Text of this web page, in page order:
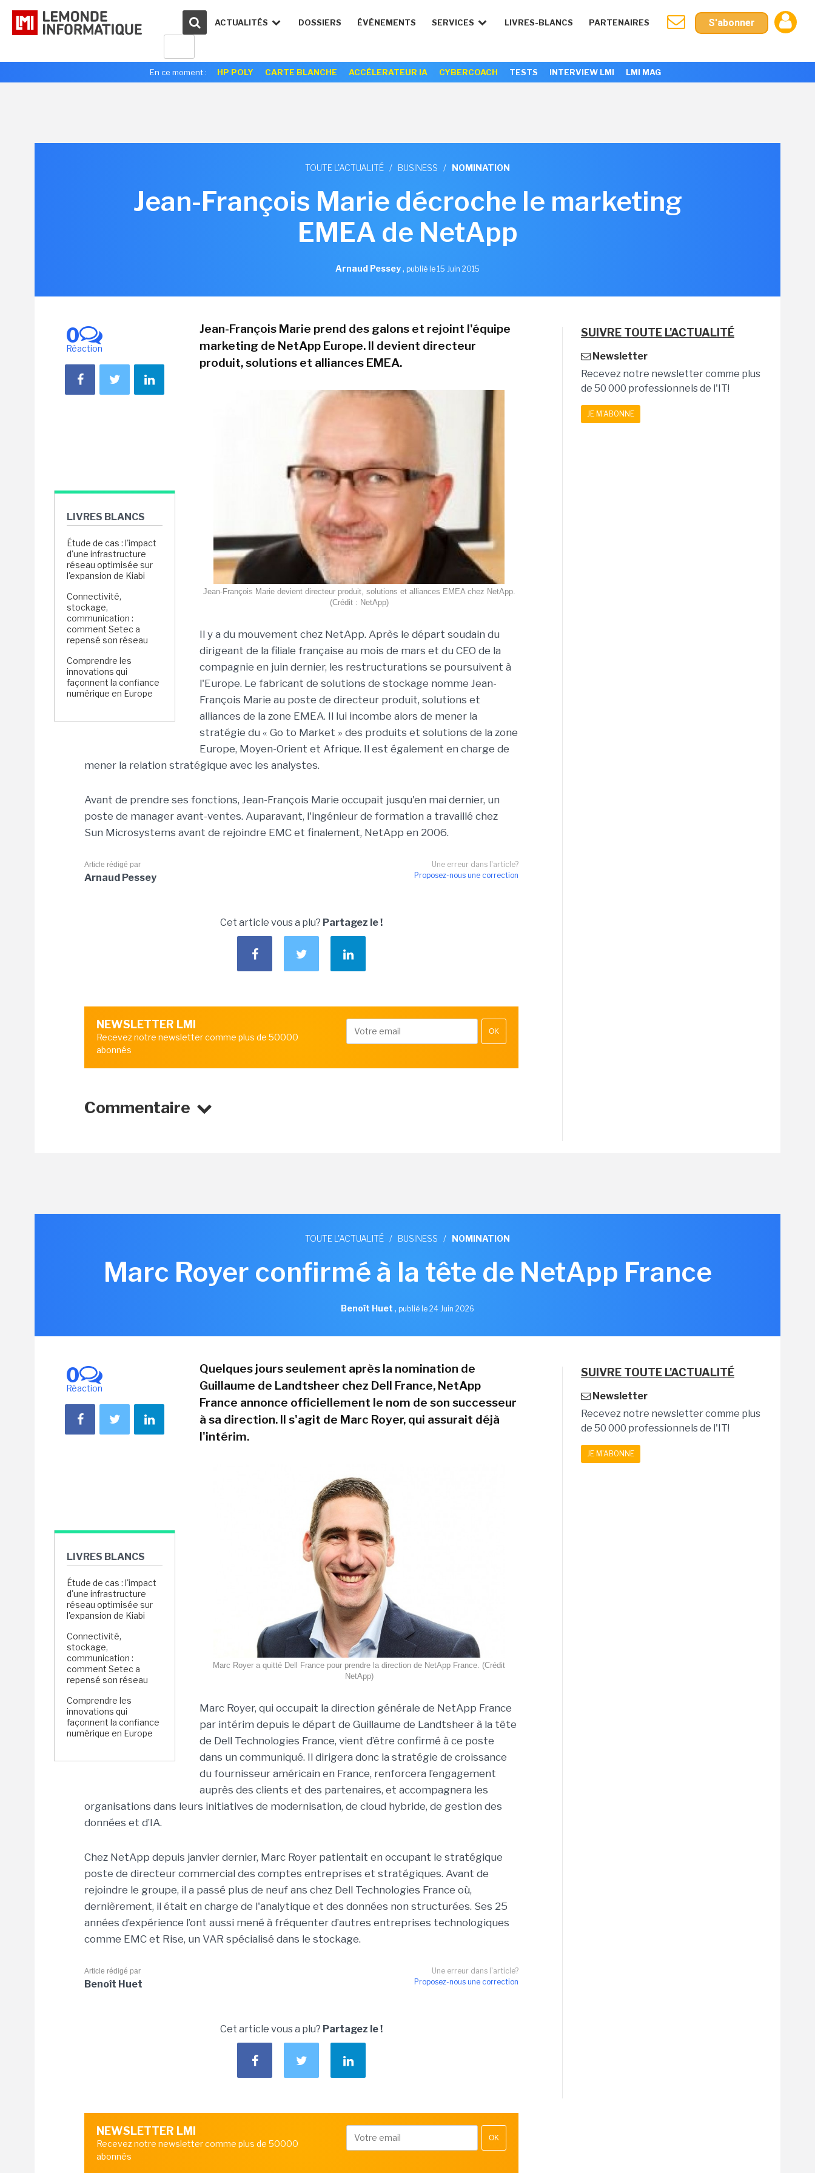
ACTUALITÉS DOSSIERS ÉVÉNEMENTS SERVICES LIVRES-BLANCS PARTENAIRES S'abonner
En ce moment : HP POLY CARTE BLANCHE ACCÉLERATEUR IA CYBERCOACH TESTS INTERVIEW LMI LMI MAG
TOUTE L'ACTUALITÉ / BUSINESS / NOMINATION
Jean-François Marie décroche le marketing
EMEA de NetApp
Arnaud Pessey, publié le 15 Juin 2015
0
Réaction
LIVRES BLANCS
Étude de cas : l'impact
d'une infrastructure
réseau optimisée sur
l'expansion de Kiabi
Connectivité,
stockage,
communication :
comment Setec a
repensé son réseau
Comprendre les
innovations qui
façonnent la confiance
numérique en Europe
Jean-François Marie prend des galons et rejoint l'équipe
marketing de NetApp Europe. Il devient directeur
produit, solutions et alliances EMEA.
Jean-François Marie devient directeur produit, solutions et alliances EMEA chez NetApp.
(Crédit : NetApp)
Il y a du mouvement chez NetApp. Après le départ soudain du
dirigeant de la filiale française au mois de mars et du CEO de la
compagnie en juin dernier, les restructurations se poursuivent à
l'Europe. Le fabricant de solutions de stockage nomme Jean-
François Marie au poste de directeur produit, solutions et
alliances de la zone EMEA. Il lui incombe alors de mener la
stratégie du « Go to Market » des produits et solutions de la zone
Europe, Moyen-Orient et Afrique. Il est également en charge de
mener la relation stratégique avec les analystes.
Avant de prendre ses fonctions, Jean-François Marie occupait jusqu'en mai dernier, un
poste de manager avant-ventes. Auparavant, l'ingénieur de formation a travaillé chez
Sun Microsystems avant de rejoindre EMC et finalement, NetApp en 2006.
Une erreur dans l'article?
Proposez-nous une correction
Article rédigé par
Arnaud Pessey
Cet article vous a plu? Partagez le !
NEWSLETTER LMI
Recevez notre newsletter comme plus de 50000
abonnés
OK
Commentaire
SUIVRE TOUTE L'ACTUALITÉ
Newsletter
Recevez notre newsletter comme plus
de 50 000 professionnels de l'IT!
JE M'ABONNE
TOUTE L'ACTUALITÉ / BUSINESS / NOMINATION
Marc Royer confirmé à la tête de NetApp France
Benoît Huet , publié le 24 Juin 2026
0
Réaction
LIVRES BLANCS
Étude de cas : l'impact
d'une infrastructure
réseau optimisée sur
l'expansion de Kiabi
Connectivité,
stockage,
communication :
comment Setec a
repensé son réseau
Comprendre les
innovations qui
façonnent la confiance
numérique en Europe
Quelques jours seulement après la nomination de
Guillaume de Landtsheer chez Dell France, NetApp
France annonce officiellement le nom de son successeur
à sa direction. Il s'agit de Marc Royer, qui assurait déjà
l'intérim.
Marc Royer a quitté Dell France pour prendre la direction de NetApp France. (Crédit
NetApp)
Marc Royer, qui occupait la direction générale de NetApp France
par intérim depuis le départ de Guillaume de Landtsheer à la tête
de Dell Technologies France, vient d’être confirmé à ce poste
dans un communiqué. Il dirigera donc la stratégie de croissance
du fournisseur américain en France, renforcera l’engagement
auprès des clients et des partenaires, et accompagnera les
organisations dans leurs initiatives de modernisation, de cloud hybride, de gestion des
données et d’IA.
Chez NetApp depuis janvier dernier, Marc Royer patientait en occupant le stratégique
poste de directeur commercial des comptes entreprises et stratégiques. Avant de
rejoindre le groupe, il a passé plus de neuf ans chez Dell Technologies France où,
dernièrement, il était en charge de l'analytique et des données non structurées. Ses 25
années d’expérience l’ont aussi mené à fréquenter d’autres entreprises technologiques
comme EMC et Rise, un VAR spécialisé dans le stockage.
Une erreur dans l'article?
Proposez-nous une correction
Article rédigé par
Benoît Huet
Cet article vous a plu? Partagez le !
NEWSLETTER LMI
Recevez notre newsletter comme plus de 50000
abonnés
OK
SUIVRE TOUTE L'ACTUALITÉ
Newsletter
Recevez notre newsletter comme plus
de 50 000 professionnels de l'IT!
JE M'ABONNE